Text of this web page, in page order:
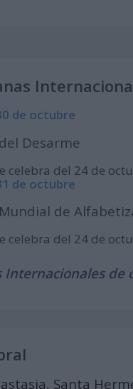
de octubre
Desarme
celebra del 24 de
de octubre
de
celebra del 24 de
Internacionales de
Santa